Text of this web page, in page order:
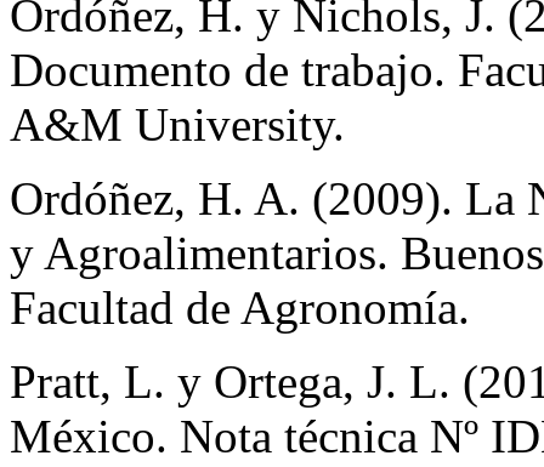
Ordóñez, H. y Nichols, J.
Documento de trabajo.
A&M University.
Ordóñez, H. A. (2009). La
y Agroalimentarios.
Facultad de Agronomía.
Pratt, L. y Ortega, J. L.
México. Nota técnica Nº